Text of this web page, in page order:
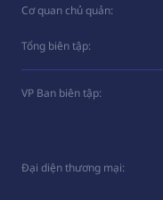
Cơ quan chủ quản:
Tổng biên tập:
VP Ban biên tập:
Đại diện thương mại: